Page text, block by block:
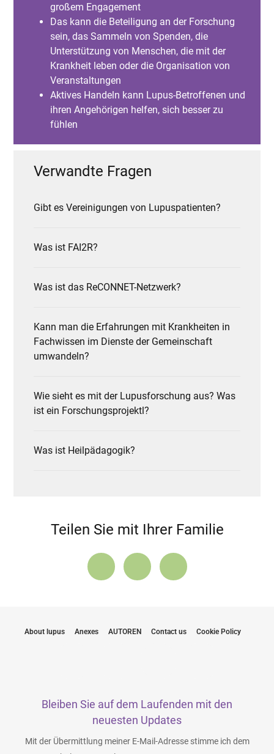
großem Engagement
Das kann die Beteiligung an der Forschung
sein, das Sammeln von Spenden, die
Unterstützung von Menschen, die mit der
Krankheit leben oder die Organisation von
Veranstaltungen
Aktives Handeln kann Lupus-Betroffenen und
ihren Angehörigen helfen, sich besser zu
fühlen
Verwandte Fragen
Gibt es Vereinigungen von Lupuspatienten?
Was ist FAI2R?
Was ist das ReCONNET-Netzwerk?
Kann man die Erfahrungen mit Krankheiten in
Fachwissen im Dienste der Gemeinschaft
umwandeln?
Wie sieht es mit der Lupusforschung aus? Was
ist ein Forschungsprojektl?
Was ist Heilpädagogik?
Teilen Sie mit Ihrer Familie
About lupus Anexes AUTOREN Contact us Cookie Policy
Bleiben Sie auf dem Laufenden mit den
neuesten Updates
Mit der Übermittlung meiner E-Mail-Adresse stimme ich dem